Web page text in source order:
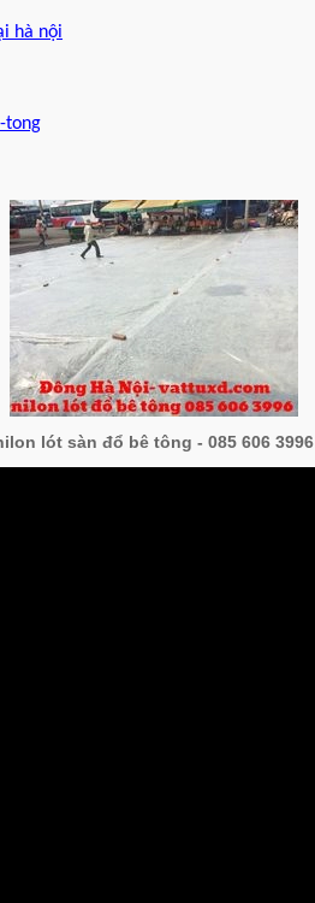
hà nội
tong
lót sàn đổ bê tông - 085 606 3996